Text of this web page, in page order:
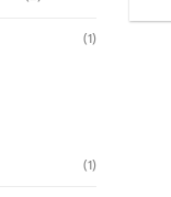
(1)
(1)